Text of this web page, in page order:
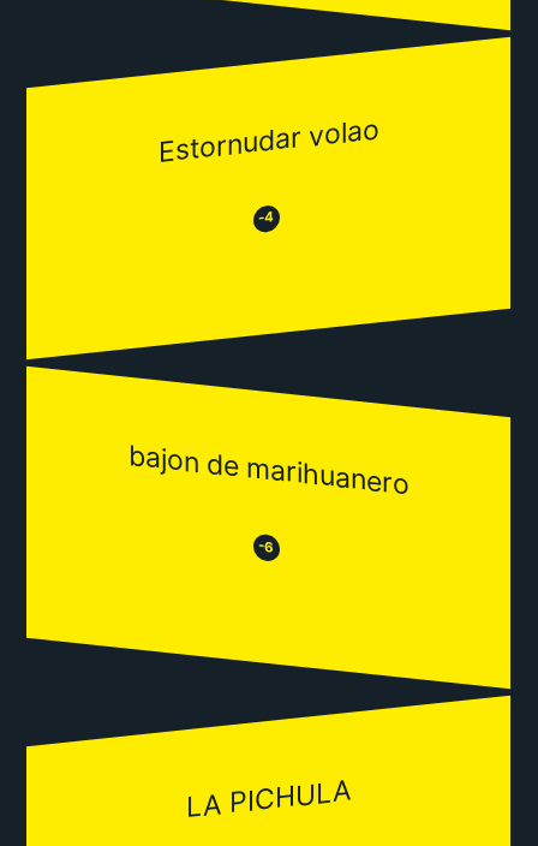
Estornudar volao
😒 -4 😂
bajon de marihuanero
😒 -6 😂
LA PICHULA